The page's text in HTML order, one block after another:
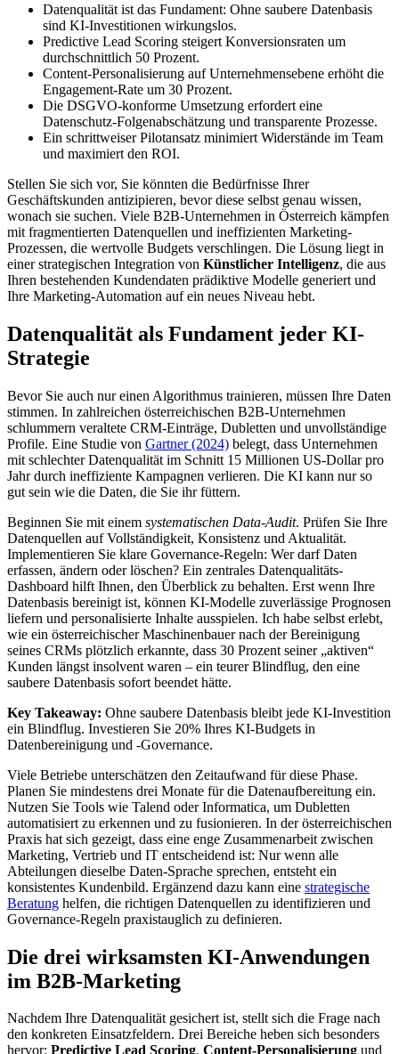
Datenqualität ist das Fundament: Ohne saubere Datenbasis
sind KI-Investitionen wirkungslos.
Predictive Lead Scoring steigert Konversionsraten um
durchschnittlich 50 Prozent.
Content-Personalisierung auf Unternehmensebene erhöht die
Engagement-Rate um 30 Prozent.
Die DSGVO-konforme Umsetzung erfordert eine
Datenschutz-Folgenabschätzung und transparente Prozesse.
Ein schrittweiser Pilotansatz minimiert Widerstände im Team
und maximiert den ROI.
Stellen Sie sich vor, Sie könnten die Bedürfnisse Ihrer
Geschäftskunden antizipieren, bevor diese selbst genau wissen,
wonach sie suchen. Viele B2B-Unternehmen in Österreich kämpfen
mit fragmentierten Datenquellen und ineffizienten Marketing-
Prozessen, die wertvolle Budgets verschlingen. Die Lösung liegt in
einer strategischen Integration von Künstlicher Intelligenz, die aus
Ihren bestehenden Kundendaten prädiktive Modelle generiert und
Ihre Marketing-Automation auf ein neues Niveau hebt.
Datenqualität als Fundament jeder KI-
Strategie
Bevor Sie auch nur einen Algorithmus trainieren, müssen Ihre Daten
stimmen. In zahlreichen österreichischen B2B-Unternehmen
schlummern veraltete CRM-Einträge, Dubletten und unvollständige
Profile. Eine Studie von Gartner (2024) belegt, dass Unternehmen
mit schlechter Datenqualität im Schnitt 15 Millionen US-Dollar pro
Jahr durch ineffiziente Kampagnen verlieren. Die KI kann nur so
gut sein wie die Daten, die Sie ihr füttern.
Beginnen Sie mit einem systematischen Data-Audit. Prüfen Sie Ihre
Datenquellen auf Vollständigkeit, Konsistenz und Aktualität.
Implementieren Sie klare Governance-Regeln: Wer darf Daten
erfassen, ändern oder löschen? Ein zentrales Datenqualitäts-
Dashboard hilft Ihnen, den Überblick zu behalten. Erst wenn Ihre
Datenbasis bereinigt ist, können KI-Modelle zuverlässige Prognosen
liefern und personalisierte Inhalte ausspielen. Ich habe selbst erlebt,
wie ein österreichischer Maschinenbauer nach der Bereinigung
seines CRMs plötzlich erkannte, dass 30 Prozent seiner „aktiven“
Kunden längst insolvent waren – ein teurer Blindflug, den eine
saubere Datenbasis sofort beendet hätte.
Key Takeaway: Ohne saubere Datenbasis bleibt jede KI-Investition
ein Blindflug. Investieren Sie 20% Ihres KI-Budgets in
Datenbereinigung und -Governance.
Viele Betriebe unterschätzen den Zeitaufwand für diese Phase.
Planen Sie mindestens drei Monate für die Datenaufbereitung ein.
Nutzen Sie Tools wie Talend oder Informatica, um Dubletten
automatisiert zu erkennen und zu fusionieren. In der österreichischen
Praxis hat sich gezeigt, dass eine enge Zusammenarbeit zwischen
Marketing, Vertrieb und IT entscheidend ist: Nur wenn alle
Abteilungen dieselbe Daten-Sprache sprechen, entsteht ein
konsistentes Kundenbild. Ergänzend dazu kann eine strategische
Beratung helfen, die richtigen Datenquellen zu identifizieren und
Governance-Regeln praxistauglich zu definieren.
Die drei wirksamsten KI-Anwendungen
im B2B-Marketing
Nachdem Ihre Datenqualität gesichert ist, stellt sich die Frage nach
den konkreten Einsatzfeldern. Drei Bereiche heben sich besonders
hervor: Predictive Lead Scoring, Content-Personalisierung und